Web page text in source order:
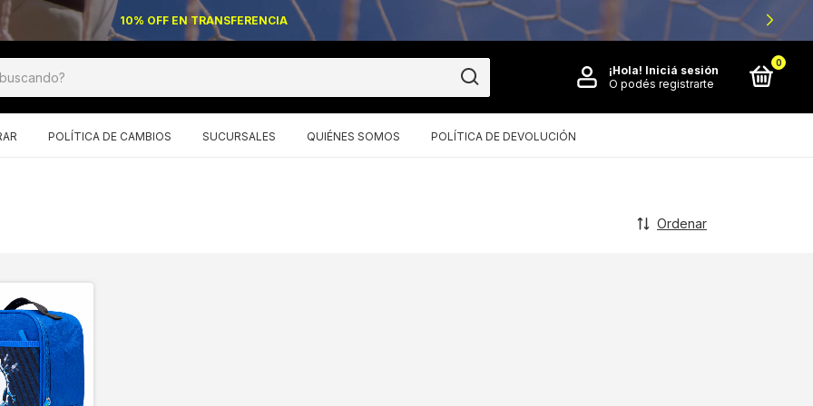
10% OFF EN TRANSFERENCIA
¡Hola! Iniciá sesión
O podés registrarte
0
POLÍTICA DE CAMBIOS SUCURSALES QUIÉNES SOMOS POLÍTICA DE DEVOLUCIÓN
Ordenar